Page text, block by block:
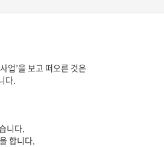
업’을 보고 떠오른 것은
다.
니다.
합니다.​